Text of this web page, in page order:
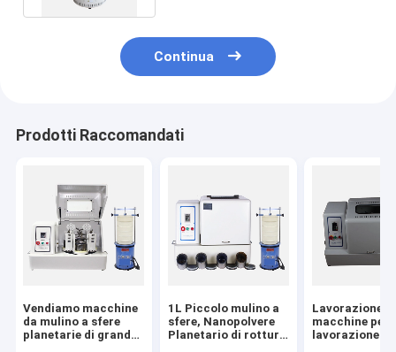
Continua
Prodotti Raccomandati
Vendiamo macchine
da mulino a sfere
planetarie di grande
1L Piccolo mulino a
sfere, Nanopolvere
Planetario di rottura
Lavorazione di
macchine per
lavorazione di